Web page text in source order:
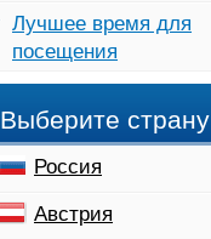
Лучшее время для
посещения
Выберите страну
Россия
Австрия